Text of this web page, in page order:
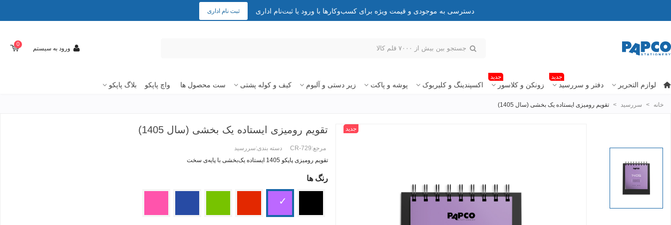
دسترسی به موجودی و قیمت ویژه برای کسب‌وکارها با ورود یا ثبت‌نام اداری ثبت نام اداری
ورود به سیستم
0
لوازم التحریر دفتر و سررسید
جدید
زونکن و کلاسور
جدید
اکسپندینگ و کلیربوک پوشه و پاکت زیر دستی و آلبوم کیف و کوله پشتی ست محصول ها واچ پاپکو بلاگ پاپکو
خانه > سررسید > تقویم رومیزی ایستاده یک بخشی (سال 1405)
جدید تقویم رومیزی ایستاده یک بخشی (سال 1405)
مرجع:CR-729 دسته بندی:سررسید
تقویم رومیزی پاپکو 1405 ایستاده یک‌بخشی با پایه‌ی سخت
ادامه مطلب +
رنگ ها